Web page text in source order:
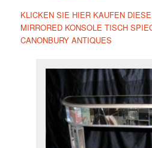
KLICKEN SIE HIER KAUFEN
MIRRORED KONSOLE TISCH
CANONBURY ANTIQUES